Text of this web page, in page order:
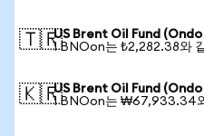
🇹🇷US Brent Oil Fund
1 BNOon는 ₺2,282.38와
🇰🇷US Brent Oil Fund
1 BNOon는 ₩67,933.34